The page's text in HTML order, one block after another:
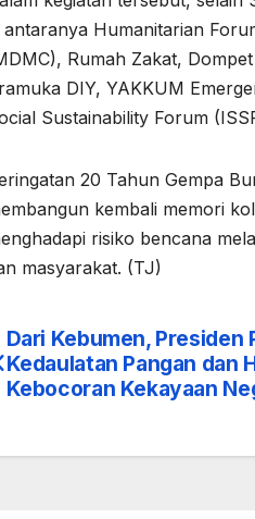
antaranya Humanitarian
Rumah Zakat,
DIY, YAKKUM
Sustainability Forum
20 Tahun Gempa
kembali memori
risiko bencana
masyarakat. (TJ)
pos
Dari Kebumen, Presiden
Kedaulatan Pangan dan
Kebocoran Kekayaan